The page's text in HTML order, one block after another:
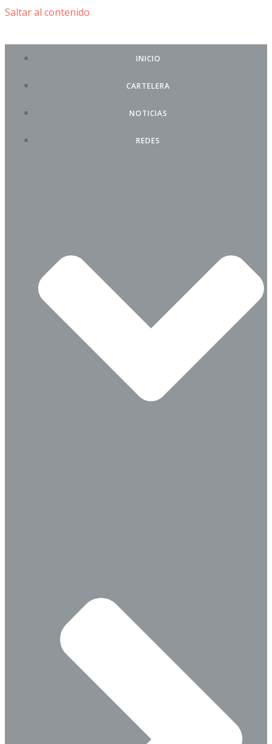
Saltar al contenido
INICIO
CARTELERA
NOTICIAS
REDES